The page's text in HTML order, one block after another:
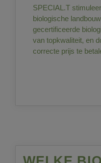
SPECIAL.T
biologische
gecertificeerde
van topkwaliteit, en
correcte prijs te